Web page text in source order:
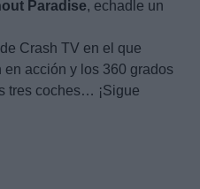
Paradise, echadle un
Crash TV en el que
acción y los 360 grados
tres coches… ¡Sigue